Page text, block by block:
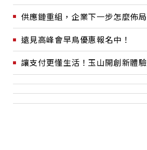
供應鏈重組，企業下一步怎麼佈局
遠見高峰會早鳥優惠報名中！
讓支付更懂生活！玉山開創新體驗